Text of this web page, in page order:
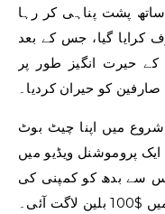
بلین ڈالر کے ساتھ پشت پناہی کر رہا
کرایا گیا، جس کے بعد
حیرت انگیز طور پر
صارفین کو حیران کردیا۔
شروع میں اپنا چیٹ بوٹ
ایک پروموشنل ویڈیو میں
سے بدھ کو کمپنی کی
آئی۔